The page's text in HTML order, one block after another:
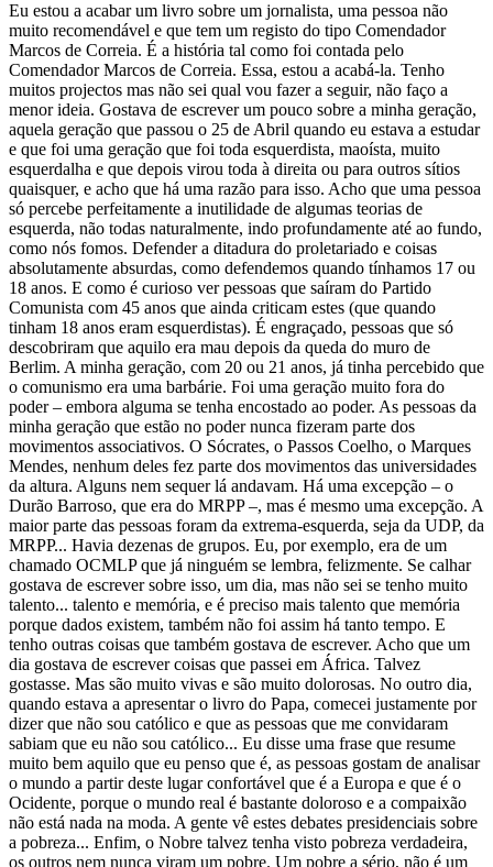
Eu estou a acabar um livro sobre um jornalista, uma pessoa não
muito recomendável e que tem um registo do tipo Comendador
Marcos de Correia. É a história tal como foi contada pelo
Comendador Marcos de Correia. Essa, estou a acabá-la. Tenho
muitos projectos mas não sei qual vou fazer a seguir, não faço a
menor ideia. Gostava de escrever um pouco sobre a minha geração,
aquela geração que passou o 25 de Abril quando eu estava a estudar
e que foi uma geração que foi toda esquerdista, maoísta, muito
esquerdalha e que depois virou toda à direita ou para outros sítios
quaisquer, e acho que há uma razão para isso. Acho que uma pessoa
só percebe perfeitamente a inutilidade de algumas teorias de
esquerda, não todas naturalmente, indo profundamente até ao fundo,
como nós fomos. Defender a ditadura do proletariado e coisas
absolutamente absurdas, como defendemos quando tínhamos 17 ou
18 anos. E como é curioso ver pessoas que saíram do Partido
Comunista com 45 anos que ainda criticam estes (que quando
tinham 18 anos eram esquerdistas). É engraçado, pessoas que só
descobriram que aquilo era mau depois da queda do muro de
Berlim. A minha geração, com 20 ou 21 anos, já tinha percebido que
o comunismo era uma barbárie. Foi uma geração muito fora do
poder – embora alguma se tenha encostado ao poder. As pessoas da
minha geração que estão no poder nunca fizeram parte dos
movimentos associativos. O Sócrates, o Passos Coelho, o Marques
Mendes, nenhum deles fez parte dos movimentos das universidades
da altura. Alguns nem sequer lá andavam. Há uma excepção – o
Durão Barroso, que era do MRPP –, mas é mesmo uma excepção. A
maior parte das pessoas foram da extrema-esquerda, seja da UDP, da
MRPP... Havia dezenas de grupos. Eu, por exemplo, era de um
chamado OCMLP que já ninguém se lembra, felizmente. Se calhar
gostava de escrever sobre isso, um dia, mas não sei se tenho muito
talento... talento e memória, e é preciso mais talento que memória
porque dados existem, também não foi assim há tanto tempo. E
tenho outras coisas que também gostava de escrever. Acho que um
dia gostava de escrever coisas que passei em África. Talvez
gostasse. Mas são muito vivas e são muito dolorosas. No outro dia,
quando estava a apresentar o livro do Papa, comecei justamente por
dizer que não sou católico e que as pessoas que me convidaram
sabiam que eu não sou católico... Eu disse uma frase que resume
muito bem aquilo que eu penso que é, as pessoas gostam de analisar
o mundo a partir deste lugar confortável que é a Europa e que é o
Ocidente, porque o mundo real é bastante doloroso e a compaixão
não está nada na moda. A gente vê estes debates presidenciais sobre
a pobreza... Enfim, o Nobre talvez tenha visto pobreza verdadeira,
os outros nem nunca viram um pobre. Um pobre a sério, não é um